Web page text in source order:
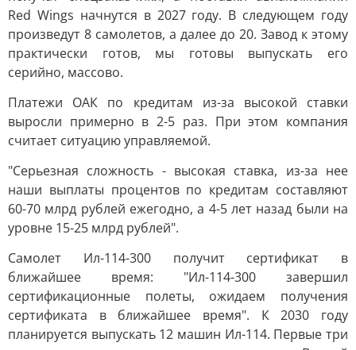
Red Wings начнутся в 2027 году. В следующем году
произведут 8 самолетов, а далее до 20. Завод к этому
практически готов, мы готовы выпускать его
серийно, массово.
Платежи ОАК по кредитам из-за высокой ставки
выросли примерно в 2-5 раз. При этом компания
считает ситуацию управляемой.
"Серьезная сложность - высокая ставка, из-за нее
наши выплаты процентов по кредитам составляют
60-70 млрд рублей ежегодно, а 4-5 лет назад были на
уровне 15-25 млрд рублей".
Самолет Ил-114-300 получит сертификат в
ближайшее время: "Ил-114-300 завершил
сертификационные полеты, ожидаем получения
сертификата в ближайшее время". К 2030 году
планируется выпускать 12 машин Ил-114. Первые три